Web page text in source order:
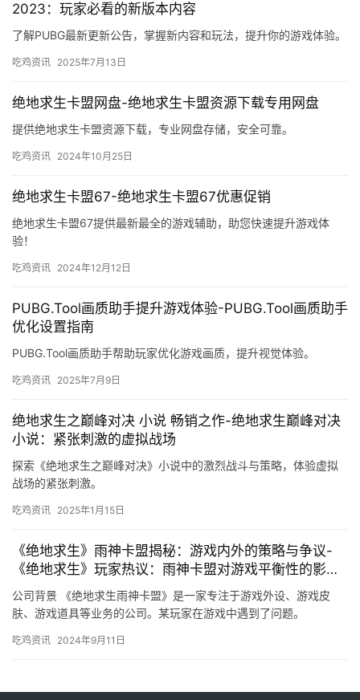
2023：玩家必看的新版本内容
了解PUBG最新更新公告，掌握新内容和玩法，提升你的游戏体验。
吃鸡资讯 2025年7月13日
绝地求生卡盟网盘-绝地求生卡盟资源下载专用网盘
提供绝地求生卡盟资源下载，专业网盘存储，安全可靠。
吃鸡资讯 2024年10月25日
绝地求生卡盟67-绝地求生卡盟67优惠促销
绝地求生卡盟67提供最新最全的游戏辅助，助您快速提升游戏体
验！
吃鸡资讯 2024年12月12日
PUBG.Tool画质助手提升游戏体验-PUBG.Tool画质助手
优化设置指南
PUBG.Tool画质助手帮助玩家优化游戏画质，提升视觉体验。
吃鸡资讯 2025年7月9日
绝地求生之巅峰对决 小说 畅销之作-绝地求生巅峰对决
小说：紧张刺激的虚拟战场
探索《绝地求生之巅峰对决》小说中的激烈战斗与策略，体验虚拟
战场的紧张刺激。
吃鸡资讯 2025年1月15日
《绝地求生》雨神卡盟揭秘：游戏内外的策略与争议-
《绝地求生》玩家热议：雨神卡盟对游戏平衡性的影响
分析
公司背景 《绝地求生雨神卡盟》是一家专注于游戏外设、游戏皮
肤、游戏道具等业务的公司。某玩家在游戏中遇到了问题。
吃鸡资讯 2024年9月11日